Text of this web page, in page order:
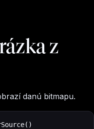
z
danú bitmapu.